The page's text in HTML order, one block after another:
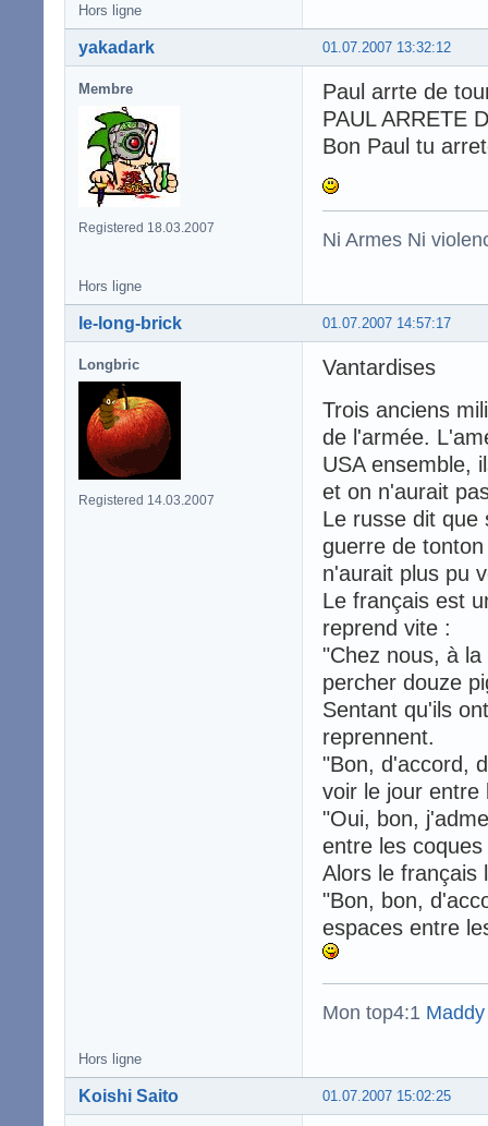
Hors ligne
01.07.2007 13:32:12
yakadark
Membre
Registered 18.03.2007
Paul arrte de
PAUL ARRETE
Bon Paul tu
Ni Armes Ni
Hors ligne
01.07.2007 14:57:17
le-long-brick
Longbric
Registered 14.03.2007
Vantardises
Trois anciens
de l'armée.
USA ensemble,
et on n'aurait
Le russe dit que
guerre de
n'aurait plus pu
Le français est
reprend vite :
"Chez nous, à
percher douze
Sentant qu'ils
reprennent.
"Bon, d'accord,
voir le jour entre
"Oui, bon,
entre les
Alors le français
"Bon, bon,
espaces entre
Mon top4:1
Hors ligne
01.07.2007 15:02:25
Koishi Saito